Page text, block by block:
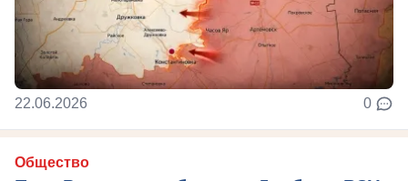
22.06.2026 0
Общество